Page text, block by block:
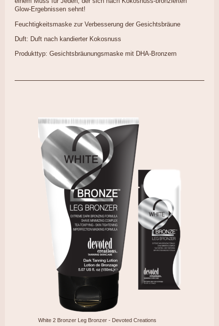
Glow-Ergebnissen sehnt!
Feuchtigkeitsmaske zur Verbesserung der Gesichtsbräune
Duft: Duft nach kandierter Kokosnuss
Produkttyp: Gesichtsbräunungsmaske mit DHA-Bronzern
White 2 Bronzer Leg Bronzer - Devoted Creations